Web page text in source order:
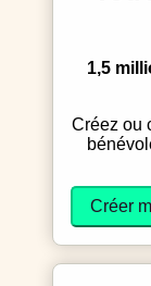
1,5
Créez ou complétez votre fiche pour informer
Créer